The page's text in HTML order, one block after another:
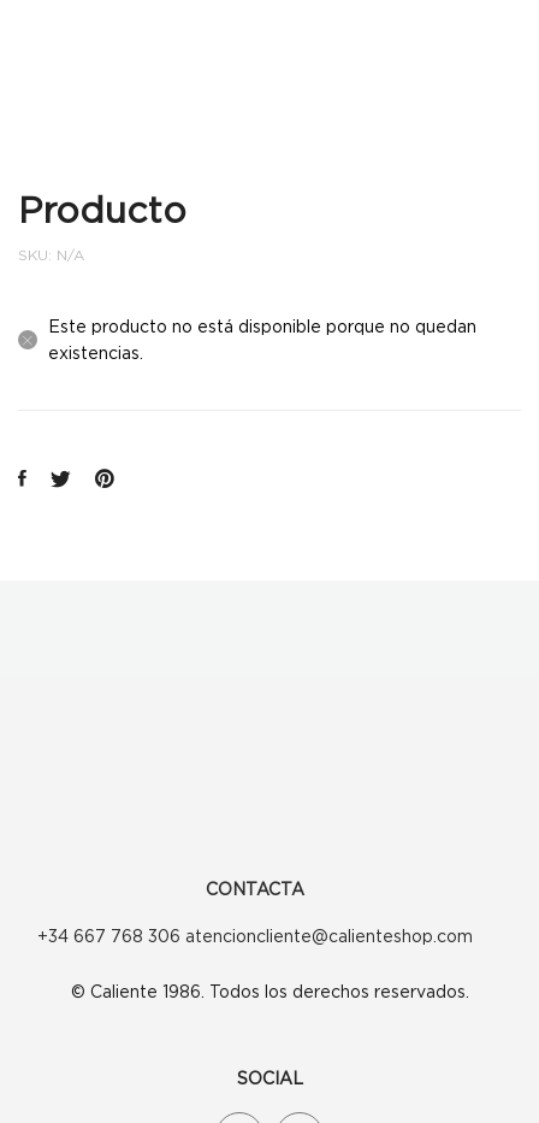
Producto
SKU: N/A
Este producto no está disponible porque no quedan
existencias.
CONTACTA
+34 667 768 306 atencioncliente@calienteshop.com
© Caliente 1986. Todos los derechos reservados.
SOCIAL